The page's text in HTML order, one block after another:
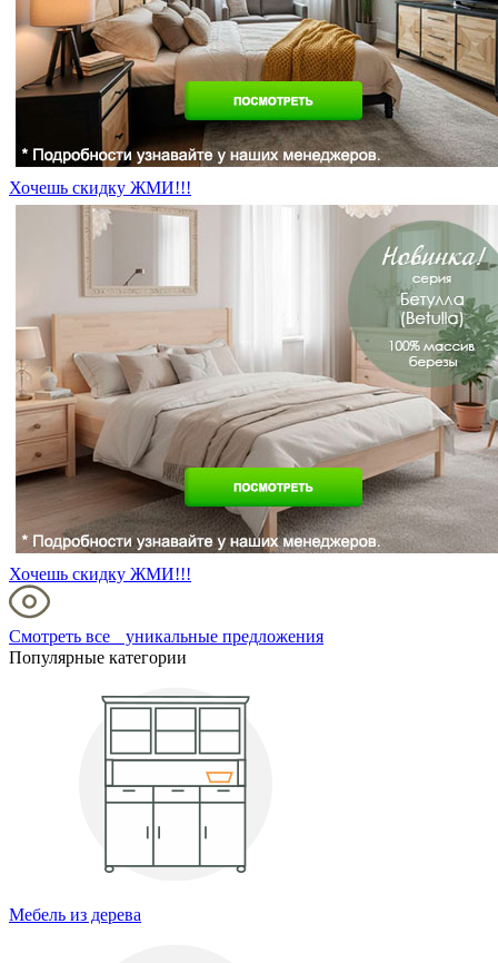
Хочешь скидку ЖМИ!!!
Хочешь скидку ЖМИ!!!
Смотреть все уникальные предложения
Популярные категории
Мебель из дерева